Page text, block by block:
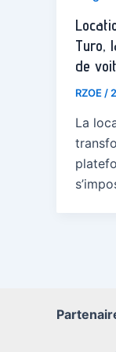
Turo,
de
RZOE /
La